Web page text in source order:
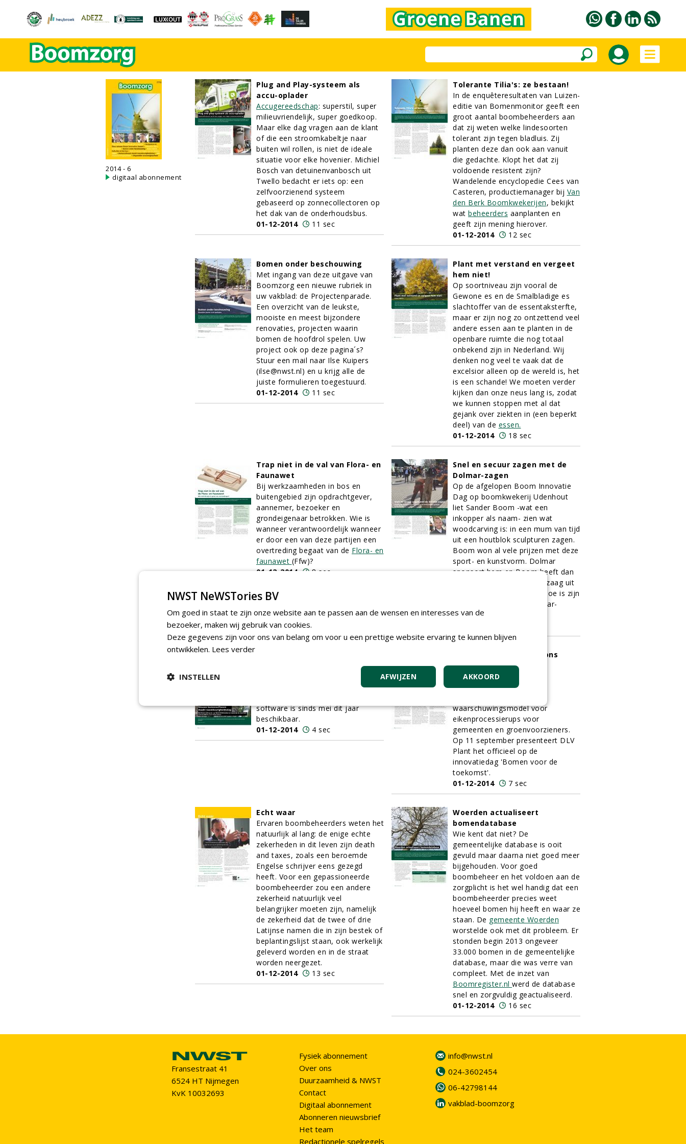
2014 - 6
digitaal abonnement
Plug and Play-systeem als
accu-oplader
Accugereedschap: superstil, super
milieuvriendelijk, super goedkoop.
Maar elke dag vragen aan de klant
of die een stroomkabeltje naar
buiten wil rollen, is niet de ideale
situatie voor elke hovenier. Michiel
Bosch van detuinenvanbosch uit
Twello bedacht er iets op: een
zelfvoorzienend systeem
gebaseerd op zonnecollectoren op
het dak van de onderhoudsbus.
01-12-2014
11 sec
Tolerante Tilia's: ze bestaan!
In de enquêteresultaten van Luizen-
editie van Bomenmonitor geeft een
groot aantal boombeheerders aan
dat zij weten welke lindesoorten
tolerant zijn tegen bladluis. Zij
planten deze dan ook aan vanuit
die gedachte. Klopt het dat zij
voldoende resistent zijn?
Wandelende encyclopedie Cees van
Casteren, productiemanager bij Van
den Berk Boomkwekerijen, bekijkt
wat beheerders aanplanten en
geeft zijn mening hierover.
01-12-2014
12 sec
Bomen onder beschouwing
Met ingang van deze uitgave van
Boomzorg een nieuwe rubriek in
uw vakblad: de Projectenparade.
Een overzicht van de leukste,
mooiste en meest bijzondere
renovaties, projecten waarin
bomen de hoofdrol spelen. Uw
project ook op deze pagina´s?
Stuur een mail naar Ilse Kuipers
(ilse@nwst.nl) en u krijg alle de
juiste formulieren toegestuurd.
01-12-2014
11 sec
Plant met verstand en vergeet
hem niet!
Op soortniveau zijn vooral de
Gewone es en de Smalbladige es
slachtoffer van de essentaksterfte,
maar er zijn nog zo ontzettend veel
andere essen aan te planten in de
openbare ruimte die nog totaal
onbekend zijn in Nederland. Wij
denken nog veel te vaak dat de
excelsior alleen op de wereld is, het
is een schande! We moeten verder
kijken dan onze neus lang is, zodat
we kunnen stoppen met al dat
gejank over ziekten in (een beperkt
deel) van de essen.
01-12-2014
18 sec
Trap niet in de val van Flora- en
Faunawet
Bij werkzaamheden in bos en
buitengebied zijn opdrachtgever,
aannemer, bezoeker en
grondeigenaar betrokken. Wie is
wanneer verantwoordelijk wanneer
er door een van deze partijen een
overtreding begaat van de Flora- en
faunawet (Ffw)?
01-12-2014
8 sec
Snel en secuur zagen met de
Dolmar-zagen
Op de afgelopen Boom Innovatie
Dag op boomkwekerij Udenhout
liet Sander Boom -wat een
inkopper als naam- zien wat
woodcarving is: in een mum van tijd
uit een houtblok sculpturen zagen.
Boom won al vele prijzen met deze
sport- en kunstvorm. Dolmar
sponsort hem en Boom heeft dan
ook beschikking over elke zaag uit
. Hoe is zijn
werkervaring met de Dolmar-
zagen?
bomensoftware, ontwikkeld door
software is sinds mei dit jaar
beschikbaar.
01-12-2014
4 sec
Netwerk van weerstations
vormt nieuw EPR-
waarschuwingssysteem
DLV Plantwerkt aan de
waarschuwingsmodel voor
eikenprocessierups voor
gemeenten en groenvoorzieners.
Op 11 september presenteert DLV
Plant het officieel op de
innovatiedag 'Bomen voor de
toekomst'.
01-12-2014
7 sec
Echt waar
Ervaren boombeheerders weten het
natuurlijk al lang: de enige echte
zekerheden in dit leven zijn death
and taxes, zoals een beroemde
Engelse schrijver eens gezegd
heeft. Voor een gepassioneerde
boombeheerder zou een andere
zekerheid natuurlijk veel
belangrijker moeten zijn, namelijk
de zekerheid dat de twee of drie
Latijnse namen die in zijn bestek of
beplantingslijst staan, ook werkelijk
geleverd worden en in de straat
worden neergezet.
01-12-2014
13 sec
Woerden actualiseert
bomendatabase
Wie kent dat niet? De
gemeentelijke database is ooit
gevuld maar daarna niet goed meer
bijgehouden. Voor goed
boombeheer en het voldoen aan de
zorgplicht is het wel handig dat een
boombeheerder precies weet
hoeveel bomen hij heeft en waar ze
staan. De gemeente Woerden
worstelde ook met dit probleem. Er
stonden begin 2013 ongeveer
33.000 bomen in de gemeentelijke
database, maar die was verre van
compleet. Met de inzet van
Boomregister.nl werd de database
snel en zorgvuldig geactualiseerd.
01-12-2014
16 sec
Fransestraat 41
6524 HT Nijmegen
KvK 10032693
Fysiek abonnement
Over ons
Duurzaamheid & NWST
Contact
Digitaal abonnement
Abonneren nieuwsbrief
Het team
Redactionele spelregels
info@nwst.nl
024-3602454
06-42798144
vakblad-boomzorg
NWST NeWSTories BV
Om goed in staat te zijn onze website aan te passen aan de wensen en interesses van de
bezoeker, maken wij gebruik van cookies.
Deze gegevens zijn voor ons van belang om voor u een prettige website ervaring te kunnen blijven
ontwikkelen. Lees verder
AKKOORD
AFWIJZEN
INSTELLEN